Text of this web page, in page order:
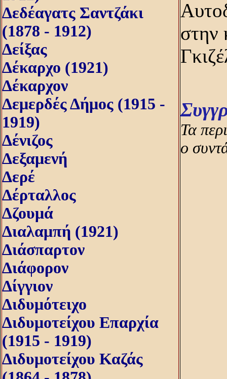
Δεδέαγατς Σαντζάκι
(1878 - 1912)
Δείξας
Δέκαρχο (1921)
Δέκαρχον
Δεμερδές Δήμος (1915 -
1919)
Δένιζος
Δεξαμενή
Δερέ
Δέρταλλος
Δζουμά
Διαλαμπή (1921)
Διάσπαρτον
Διάφορον
Δίγγιον
Διδυμότειχο
Διδυμοτείχου Επαρχία
(1915 - 1919)
Διδυμοτείχου Καζάς
στην
Τα
ο